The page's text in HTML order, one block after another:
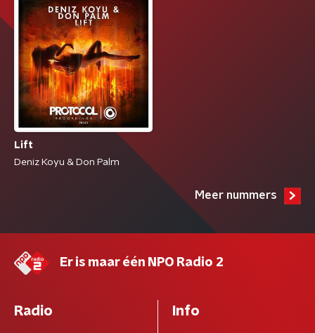
Lift
Deniz Koyu & Don Palm
Meer nummers
Er is maar één NPO Radio 2
Radio Info